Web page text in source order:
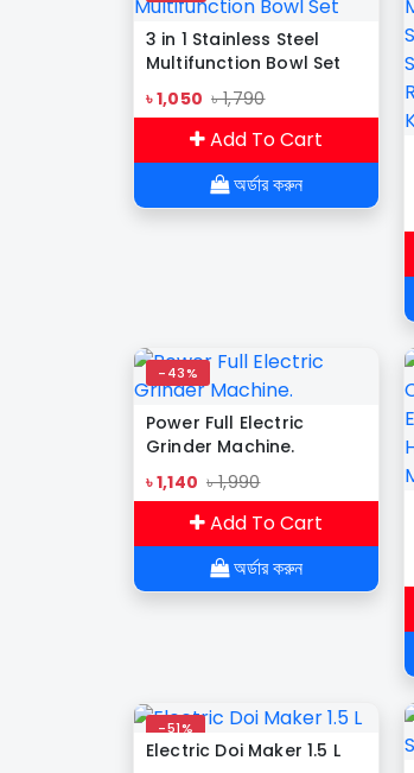
3 in 1 Stainless Steel
Multifunction Bowl Set
৳ 1,050 ৳ 1,790
Add To Cart
অর্ডার করুন
-43%
Power Full Electric
Grinder Machine.
৳ 1,140 ৳ 1,990
Add To Cart
অর্ডার করুন
-51%
Electric Doi Maker 1.5 L